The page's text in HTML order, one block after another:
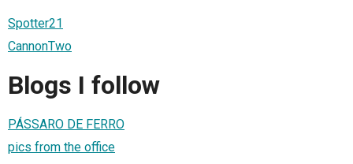
Spotter21
CannonTwo
Blogs I follow
PÁSSARO DE FERRO
pics from the office